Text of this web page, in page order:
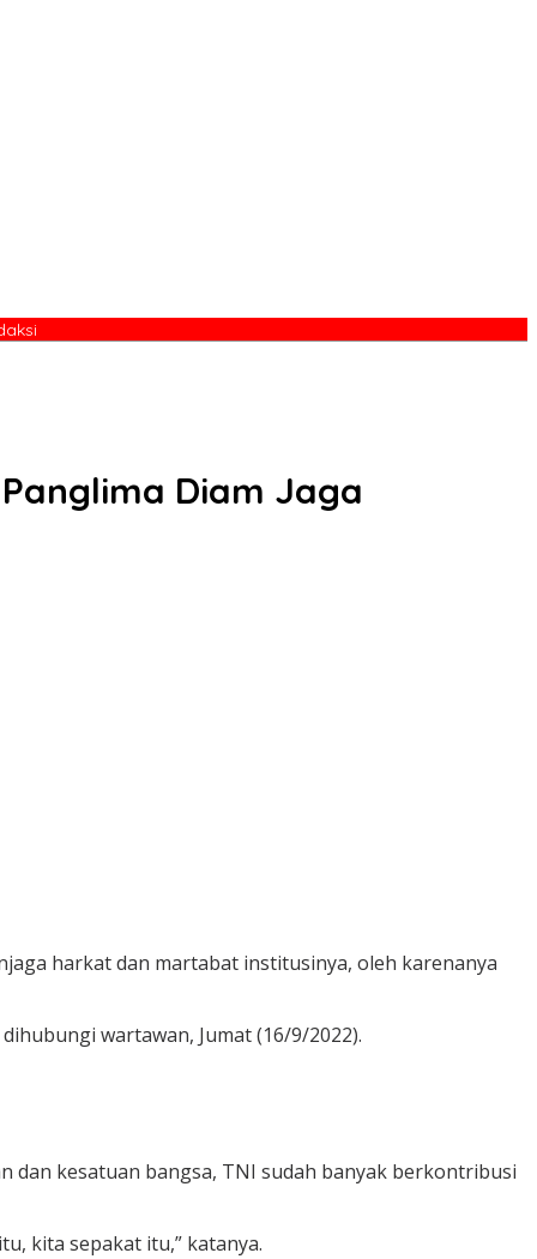
Diam Jaga
harkat dan martabat institusinya, oleh karenanya
wartawan, Jumat (16/9/2022).
dan kesatuan bangsa, TNI sudah banyak berkontribusi
kita sepakat itu,” katanya.